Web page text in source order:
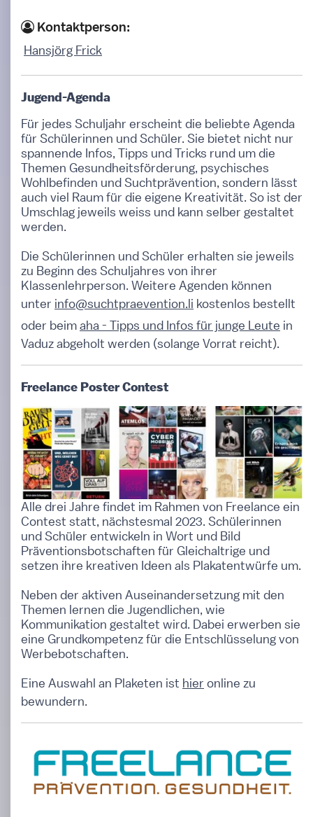
Kontaktperson:
Hansjörg Frick
Jugend-Agenda
Für jedes Schuljahr erscheint die beliebte Agenda
für Schülerinnen und Schüler. Sie bietet nicht nur
spannende Infos, Tipps und Tricks rund um die
Themen Gesundheitsförderung, psychisches
Wohlbefinden und Suchtprävention, sondern lässt
auch viel Raum für die eigene Kreativität. So ist der
Umschlag jeweils weiss und kann selber gestaltet
werden.
Die Schülerinnen und Schüler erhalten sie jeweils
zu Beginn des Schuljahres von ihrer
Klassenlehrperson. Weitere Agenden können
unter info@suchtpraevention.li kostenlos bestellt
oder beimaha - Tipps und Infos für junge Leute in
Vaduz abgeholt werden (solange Vorrat reicht).
Freelance Poster Contest
Alle drei Jahre findet im Rahmen von Freelance ein
Contest statt, nächstesmal 2023. Schülerinnen
und Schüler entwickeln in Wort und Bild
Präventionsbotschaften für Gleichaltrige und
setzen ihre kreativen Ideen als Plakatentwürfe um.
Neben der aktiven Auseinandersetzung mit den
Themen lernen die Jugendlichen, wie
Kommunikation gestaltet wird. Dabei erwerben sie
eine Grundkompetenz für die Entschlüsselung von
Werbebotschaften.
Eine Auswahl an Plaketen ist hier online zu
bewundern.